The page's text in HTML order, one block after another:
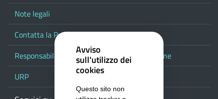
Note legali
Contatta la Provincia
Responsabile del procedimento di pubblicazione
URP
Avviso
sull'utilizzo dei
cookies
Questo sito non